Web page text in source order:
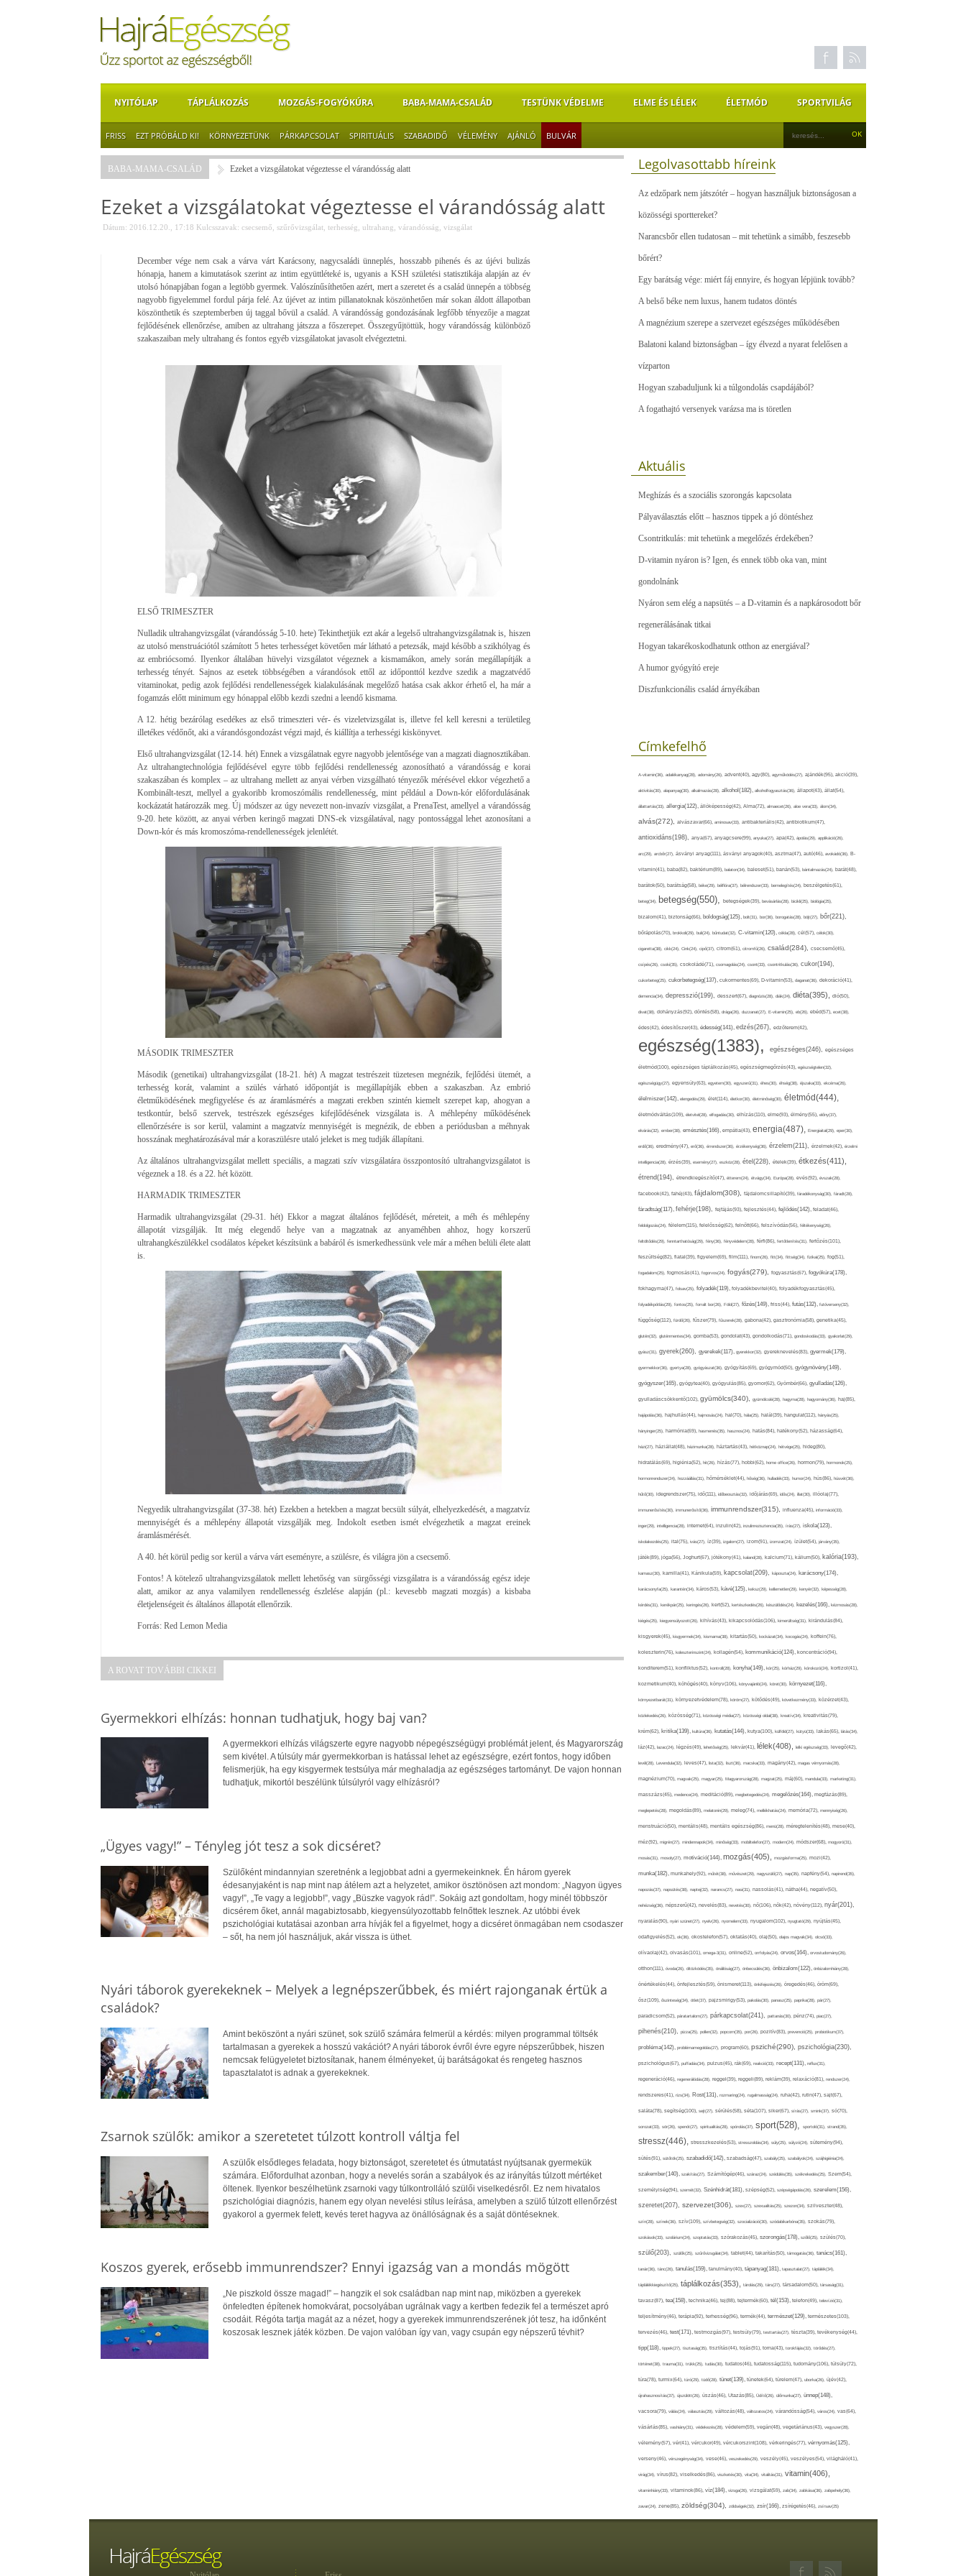
NYITÓLAP TÁPLÁLKOZÁS MOZGÁS-FOGYÓKÚRA BABA-MAMA-CSALÁD TESTÜNK VÉDELME ELME ÉS LÉLEK ÉLETMÓD SPORTVILÁG
FRISS EZT PRÓBÁLD KI! KÖRNYEZETÜNK PÁRKAPCSOLAT SPIRITUÁLIS SZABADIDŐ VÉLEMÉNY AJÁNLÓ BULVÁR
BABA-MAMA-CSALÁD Ezeket a vizsgálatokat végeztesse el várandósság alatt
Ezeket a vizsgálatokat végeztesse el várandósság alatt
Dátum: 2016.12.20., 17:18 Kulcsszavak: csecsemő szűrővizsgálat, terhesség ultrahang várandósság vizsgálat
December vége nem csak a várva várt Karácsony, nagycsaládi ünneplés, hosszabb pihenés és az újévi bulizás
hónapja, hanem a kimutatások szerint az intim együttléteké is, ugyanis a KSH születési statisztikája alapján az év
utolsó hónapjában fogan a legtöbb gyermek. Valószínűsíthetően azért, mert a szeretet és a család ünnepén a többség
nagyobb figyelemmel fordul párja felé. Az újévet az intim pillanatoknak köszönhetően már sokan áldott állapotban
köszönthetik és szeptemberben új taggal bővül a család. A várandósság gondozásának legfőbb tényezője a magzat
fejlődésének ellenőrzése, amiben az ultrahang játszza a főszerepet. Összegyűjtöttük, hogy várandósság különböző
szakaszaiban mely ultrahang és fontos egyéb vizsgálatokat javasolt elvégeztetni.
ELSŐ TRIMESZTER
Nulladik ultrahangvizsgálat (várandósság 5-10. hete) Tekinthetjük ezt akár a legelső ultrahangvizsgálatnak is, hiszen
az utolsó menstruációtól számított 5 hetes terhességet követően már látható a petezsák, majd később a szikhólyag és
az embriócsomó. Ilyenkor általában hüvelyi vizsgálatot végeznek a kismamákon, amely során megállapítják a
terhesség tényét. Sajnos az esetek többségében a várandósok ettől az időponttól kezdve szedik a magzatvédő
vitaminokat, pedig azok fejlődési rendellenességek kialakulásának megelőző hatása csak akkor érhető el, ha már a
fogamzás előtt minimum egy hónappal előbb kezdi szedni a leendő kismama.
A 12. hétig bezárólag esedékes az első trimeszteri vér- és vizeletvizsgálat is, illetve fel kell keresni a területileg
illetékes védőnőt, aki a várandósgondozást végzi majd, és kiállítja a terhességi kiskönyvet.
Első ultrahangvizsgálat (12-14. hét) Ennek a vizsgálatnak egyre nagyobb jelentősége van a magzati diagnosztikában.
Az ultrahangtechnológia fejlődésével egyre több fejlődési rendellenesség azonosítható a várandósság e korai
szakaszában és komplex – az ultrahang mellett az anyai vérben vizsgálható tényezők mérésével ekkor végezhető a
Kombinált-teszt, mellyel a gyakoribb kromoszómális rendellenesség, mint például a Down-kór előfordulásának
kockázatát határozzák meg. Új módszer az úgy nevezett non-invazív vizsgálat, a PrenaTest, amellyel a várandósság
9-20. hete között, az anyai vérben keringő magzati DNS-ek vizsgálatával, nagy pontossággal lehet azonosítani a
Down-kór és más kromoszóma-rendellenességek jelenlétét.
MÁSODIK TRIMESZTER
Második (genetikai) ultrahangvizsgálat (18-21. hét) A magzat testrészeit tüzetesen megnézik, fejlődési ütemét, a
terhesség korát, valamint a szülés várható időpontját is megállapítják ebben a szakaszban. Az embrió
életműködésének megfigyelése és az áramlásmérés a magzati erekben szintén kiemelt szerepet kap, ahogyan a
testkontúr, belső szervek, testrészek egészséges kifejlődésének vizsgálata is. A méhlepény működésének
ellenőrzésére is sor kerül, valamint a magzatvíz mennyiségét is megnézik, de ebben a periódusban a méhnyak
hosszának meghatározásával már a koraszülésre utaló jeleket is meg tudják állapítani.
Az általános ultrahangvizsgálat mellett speciális, a magzati szív vizsgálatára összpontosító ultrahangvizsgálatot is
végeznek a 18. és a 22. hét között.
HARMADIK TRIMESZTER
Harmadik ultrahangvizsgálat (29-31. hét) Ekkor a magzat általános fejlődését, méreteit, a méh és méhlepény
állapotát vizsgálják. Itt még elegendő helye van a magzatnak az anyaméhben ahhoz, hogy korszerű
ultrahangkészülékkel csodálatos képeket készítsünk a babáról és ismerkedhessünk vele már a méhen belüli élete alatt
is.
Negyedik ultrahangvizsgálat (37-38. hét) Ezekben a hetekben a magzat becsült súlyát, elhelyezkedését, a magzatvíz
mennyiségét és a méhlepény állapotát vizsgálják meg. Indokolt esetben ismét elvégezhetik a magzat ereinek
áramlásmérését.
A 40. hét körül pedig sor kerül a várva várt eseményre, a szülésre, és világra jön a csecsemő.
Fontos! A kötelező ultrahangvizsgálatok mellett lehetőség van sürgősségi vizsgálatra is a várandósság egész ideje
alatt, amikor az anya valamilyen rendellenesség észlelése alapján (pl.: kevesebb magzati mozgás) a kisbaba
életjelenségeit és általános állapotát ellenőrzik.
Forrás: Red Lemon Media
A ROVAT TOVÁBBI CIKKEI
Gyermekkori elhízás: honnan tudhatjuk, hogy baj van?
A gyermekkori elhízás világszerte egyre nagyobb népegészségügyi problémát jelent, és Magyarország
sem kivétel. A túlsúly már gyermekkorban is hatással lehet az egészségre, ezért fontos, hogy időben
felismerjük, ha egy kisgyermek testsúlya már meghaladja az egészséges tartományt. De vajon honnan
tudhatjuk, mikortól beszélünk túlsúlyról vagy elhízásról?
„Ügyes vagy!” – Tényleg jót tesz a sok dicséret?
Szülőként mindannyian szeretnénk a legjobbat adni a gyermekeinknek. Én három gyerek
édesanyjaként is nap mint nap átélem azt a helyzetet, amikor ösztönösen azt mondom: „Nagyon ügyes
vagy!”, „Te vagy a legjobb!”, vagy „Büszke vagyok rád!”. Sokáig azt gondoltam, hogy minél többször
dicsérem őket, annál magabiztosabb, kiegyensúlyozottabb felnőttek lesznek. Az utóbbi évek
pszichológiai kutatásai azonban arra hívják fel a figyelmet, hogy a dicséret önmagában nem csodaszer
– sőt, ha nem jól használjuk, akár vissza is üthet.
Nyári táborok gyerekeknek – Melyek a legnépszerűbbek, és miért rajonganak értük a
családok?
Amint beköszönt a nyári szünet, sok szülő számára felmerül a kérdés: milyen programmal töltsék
tartalmasan a gyerekek a hosszú vakációt? A nyári táborok évről évre egyre népszerűbbek, hiszen
nemcsak felügyeletet biztosítanak, hanem élményeket, új barátságokat és rengeteg hasznos
tapasztalatot is adnak a gyerekeknek.
Zsarnok szülők: amikor a szeretetet túlzott kontroll váltja fel
A szülők elsődleges feladata, hogy biztonságot, szeretetet és útmutatást nyújtsanak gyermekük
számára. Előfordulhat azonban, hogy a nevelés során a szabályok és az irányítás túlzott mértéket
öltenek. Ilyenkor beszélhetünk zsarnoki vagy túlkontrolláló szülői viselkedésről. Ez nem hivatalos
pszichológiai diagnózis, hanem egy olyan nevelési stílus leírása, amelyben a szülő túlzott ellenőrzést
gyakorol a gyermek felett, kevés teret hagyva az önállóságnak és a saját döntéseknek.
Koszos gyerek, erősebb immunrendszer? Ennyi igazság van a mondás mögött
„Ne piszkold össze magad!” – hangzik el sok családban nap mint nap, miközben a gyerekek
önfeledten építenek homokvárat, pocsolyában ugrálnak vagy a kertben fedezik fel a természet apró
csodáit. Régóta tartja magát az a nézet, hogy a gyerekek immunrendszerének jót tesz, ha időnként
koszosak lesznek játék közben. De vajon valóban így van, vagy csupán egy népszerű tévhit?
Legolvasottabb híreink
Az edzőpark nem játszótér – hogyan használjuk biztonságosan a
közösségi sporttereket?
Narancsbőr ellen tudatosan – mit tehetünk a simább, feszesebb
bőrért?
Egy barátság vége: miért fáj ennyire, és hogyan lépjünk tovább?
A belső béke nem luxus, hanem tudatos döntés
A magnézium szerepe a szervezet egészséges működésében
Balatoni kaland biztonságban – így élvezd a nyarat felelősen a
vízparton
Hogyan szabaduljunk ki a túlgondolás csapdájából?
A fogathajtó versenyek varázsa ma is töretlen
Aktuális
Meghízás és a szociális szorongás kapcsolata
Pályaválasztás előtt – hasznos tippek a jó döntéshez
Csontritkulás: mit tehetünk a megelőzés érdekében?
D-vitamin nyáron is? Igen, és ennek több oka van, mint
gondolnánk
Nyáron sem elég a napsütés – a D-vitamin és a napkárosodott bőr
regenerálásának titkai
Hogyan takarékoskodhatunk otthon az energiával?
A humor gyógyító ereje
Diszfunkcionális család árnyékában
Címkefelhő
A-vitamin(36), adalékanyag(28), adomány(26), advent(40), agy(80), agyműködés(27), ajándék(95), akció(39),
aktivitás(30), alapanyag(30), alkalmazás(28), alkohol(182), alkoholfogyasztás(36), állapot(43), állat(54),
állattartás(33), allergia(122), állóképesség(42), Alma(72), almaecet(26), aloe vera(33), álom(34),
alvás(272), alvászavar(66), aminosav(33), antibakteriális(42), antibiotikum(47),
antioxidáns(198), anya(67), anyagcsere(99), anyuka(27), apa(42), ápolás(29), applikáció(26),
arc(29), arcbőr(27), ásványi anyag(111), ásványi anyagok(40), asztma(47), autó(46), avokádó(36), B-
vitamin(41), baba(82), baktérium(89), balaton(34), baleset(51), banán(53), bántalmazás(24), barát(48),
barátok(50), barátság(58), béke(29), bélflóra(37), bélrendszer(33), bemelegítés(24), beszélgetés(61),
beteg(34), betegség(550), betegségek(39), bevásárlás(28), bicikli(25), biológia(25),
bizalom(41), biztonság(66), boldogság(125), bolt(31), bor(36), borogatás(28), böjt(27), bőr(221),
bőrápolás(70), brokkoli(29), buli(24), bűntudat(32), C-vitamin(120), cékla(28), cél(57), célok(30),
cigaretta(38), cikk(24), Cink(24), cipő(37), citrom(61), citromfű(26), család(284), csecsemő(45),
csípés(26), csoki(35), csokoládé(71), csomagolás(24), csont(33), csontritkulás(36), cukor(194),
cukorbeteg(25), cukorbetegség(137), cukormentes(69), D-vitamin(53), daganat(36), dekoráció(41),
demencia(34), depresszió(199), desszert(67), diagnózis(28), diák(24), diéta(395), dió(50),
divat(38), dohányzás(92), döntés(58), drága(26), duzzanat(27), E-vitamin(25), eb(26), ebéd(57), ecet(38),
édes(42), édesítőszer(43), édesség(141), edzés(267), edzőterem(42),
egészség(1383), egészséges(246), egészséges
életmód(100), egészséges táplálkozás(45), egészségmegőrzés(43), egészségtelen(32),
egészségügy(27), egyensúly(63), egyetem(30), egyszerű(31), éhes(30), éhség(38), éjszaka(33), ekcéma(26),
élelmiszer(142), elengedés(29), élet(114), életkor(30), életminőség(30), életmód(444),
életmódváltás(109), életvitel(28), elfogadás(30), elhízás(110), elme(93), élmény(55), előny(37),
elvárás(32), ember(38), emésztés(166), empátia(43), energia(487), Energiaital(29), eper(30),
erdő(36), eredmény(47), erő(36), érrendszer(36), érzékenység(36), érzelem(211), érzelmek(42), érzelmi
intelligencia(28), érzés(39), esemény(27), eszköz(28), étel(228), ételek(39), étkezés(411),
étrend(194), étrendkiegészítő(47), étterem(24), étvágy(34), Európa(28), evés(92), évszak(28),
facebook(42), fahéj(43), fájdalom(308), fájdalomcsillapító(39), fáradékonyság(30), fáradt(28),
fáradtság(117), fehérje(198), fejfájás(93), fejlesztés(44), fejlődés(142), feladat(46),
feldolgozás(24), félelem(115), felelősség(62), felnőtt(66), felszívódás(56), féltékenység(26),
feltöltődés(29), fenntarthatóság(29), fény(36), fényvédelem(28), férfi(86), fertőtlenítés(31), fertőzés(101),
feszültség(82), fiatal(39), figyelem(69), film(111), finom(26), fitt(34), fittség(34), fizikai(25), fog(51),
fogadalom(25), fogmosás(41), fogorvos(24), fogyás(279), fogyasztás(67), fogyókúra(178),
fokhagyma(47), folsav(25), folyadék(119), folyadékbevitel(40), folyadékfogyasztás(45),
folyadékpótlás(29), fontos(25), forralt bor(26), Föld(27), főzés(149), friss(44), futás(132), futóverseny(32),
függőség(112), fürdő(26), fűszer(79), fűszerek(28), gabona(42), gasztronómia(58), genetika(45),
glutén(32), gluténmentes(34), gomba(53), gondolat(43), gondolkodás(71), gondoskodás(33), gyakorlat(29),
gyász(31), gyerek(260), gyerekek(117), gyerekkor(32), gyereknevelés(83), gyermek(179),
gyermekkor(36), gyertya(28), gyógyászat(36), gyógyítás(69), gyógymód(50), gyógynövény(149),
gyógyszer(165), gyógytea(40), gyógyulás(85), gyomor(62), Gyömbér(66), gyulladás(126),
gyulladáscsökkentő(102), gyümölcs(340), gyümölcslé(28), hagyma(28), hagyomány(36), haj(85),
hajápolás(36), hajhullás(44), hajmosás(24), hal(70), hála(25), halál(39), hangulat(112), hányás(25),
hányinger(25), harmónia(69), hasmenés(35), hasznos(24), hatás(84), hatékony(52), házasság(64),
házi(27), háziállat(48), házimunka(28), háztartás(43), hétköznap(24), hétvége(25), hideg(80),
hidratálás(69), higiénia(52), hit(26), hízás(77), hobbi(62), home office(26), hormon(79), hormonok(25),
hormonrendszer(24), hozzáállás(31), hőmérséklet(44), hőség(36), hulladék(33), humor(24), hús(86), húsvét(36),
hűtő(30), idegrendszer(75), idő(111), időbeosztás(32), időjárás(69), idős(24), illat(30), illóolaj(77),
immunerősítés(30), immunerősítő(36), immunrendszer(315), influenza(45), információ(33),
inger(29), intelligencia(28), internet(64), inzulin(42), inzulinrezisztencia(35), írás(27), iskola(123),
iskolakezdés(25), ital(75), ivás(27), íz(39), izgalom(27), izom(91), izomzat(24), ízület(54), járvány(35),
játék(89), jóga(56), Joghurt(67), jótékony(41), kaland(28), kalcium(71), kálium(50), kalória(193),
kamasz(30), kamilla(41), Kánikula(59), kapcsolat(209), káposzta(24), karácsony(174),
karácsonyfa(25), karantén(34), káros(53), kávé(125), keksz(29), kellemetlen(29), kenyér(32), képesség(28),
kérdés(31), kerékpár(25), keringés(26), kert(52), kertészkedés(26), készülődés(24), kezelés(166), kézmosás(28),
kiégés(25), kiegyensúlyozott(26), kihívás(43), kikapcsolódás(106), kimerültség(31), kirándulás(84),
kisgyerek(45), kisgyermek(34), kismama(38), kitartás(50), kockázat(34), kocogás(24), koffein(76),
koleszterin(76), koleszterinszint(24), kollagén(54), kommunikáció(124), koncentráció(94),
konditerem(51), konfliktus(52), kontroll(28), konyha(149), kór(25), kórház(29), kórokozó(24), kortizol(41),
kozmetikum(40), köhögés(40), könyv(106), könyvajánló(24), köret(30), környezet(116),
környezetbarát(31), környezetvédelem(78), köröm(27), kötődés(49), következmény(33), közérzet(43),
közlekedés(26), közösség(71), közösségi média(27), közösségi oldal(38), kreatív(34), kreativitás(79),
krém(62), kritika(139), kultúra(36), kutatás(144), kutya(100), külföld(27), kütyü(33), lakás(65), látás(34),
láz(42), lazac(24), légzés(49), lehetőség(25), lekvár(41), lélek(408), lelki egészség(33), levegő(42),
levél(28), Levendula(32), leves(47), lista(32), liszt(36), macska(33), magány(42), magas vérnyomás(28),
magnézium(70), magvak(25), magyar(25), Magyarország(28), magzat(25), máj(60), mandula(33), marketing(31),
masszázs(45), medence(24), meditáció(89), megbetegedés(24), megelőzés(164), megfázás(89),
meglepetés(28), megoldás(89), melatonin(29), meleg(74), mellékhatás(24), memória(72), mennyiség(26),
menstruáció(50), mentális(48), mentális egészség(86), menü(28), méregtelenítés(48), mese(40),
méz(92), migrén(27), mindennapok(34), minőség(33), mobiltelefon(27), modern(24), módszer(68), mogyoró(31),
mosás(31), mosoly(27), motiváció(144), mozgás(405), mozgásforma(25), mozi(42),
munka(182), munkahely(92), műtét(38), művészet(29), nagyszülő(27), nap(35), napfény(54), napirend(35),
napozás(37), napsütés(38), naptej(32), narancs(27), nasi(31), nassolás(41), nátha(44), negatív(50),
nehézség(36), népszerű(42), nevelés(83), nevetés(30), nő(106), nők(42), növény(112), nyár(201),
nyaralás(90), nyári szünet(27), nyelv(26), nyomelem(33), nyugalom(102), nyugtató(29), nyújtás(45),
odafigyelés(52), ok(36), okostelefon(57), oktatás(40), olaj(50), olajos magvak(34), olcsó(33),
olívaolaj(42), olvasás(101), omega-3(31), online(52), orrfolyás(24), orvos(164), orvostudomány(26),
otthon(111), óvoda(26), öltözködés(35), önállóság(27), önbecsülés(36), önbizalom(122), önbizalomhiány(28),
önértékelés(44), önfejlesztés(59), önismeret(113), önkifejezés(26), öregedés(46), öröm(69),
ősz(109), őszinteség(34), ötlet(37), pajzsmirigy(53), pakolás(30), panasz(25), paprika(28), pár(27),
paradicsom(52), páratartalom(27), párkapcsolat(241), pattanás(30), pénz(74), piac(27),
pihenés(210), pizza(25), pollen(32), popcorn(35), por(26), pozitív(83), prevenció(25), probiotikum(37),
probléma(142), problémamegoldás(27), program(60), psziché(290), pszichológia(230),
pszichológus(67), puffadás(34), pulzus(45), rák(69), reakció(33), recept(131), reflux(31),
regeneráció(46), regenerálódás(28), reggel(39), reggeli(89), reklám(39), relaxáció(81), rendszer(24),
rendszeres(41), rizs(34), Rost(131), rozmaring(24), rugalmasság(24), ruha(42), rutin(47), sajt(67),
saláta(78), segítség(100), sejt(27), sérülés(58), séta(107), siker(67), sírás(27), smink(37), só(70),
sorozat(33), sör(26), spenót(27), spiritualitás(28), spórolás(37), sport(528), sportoló(31), strand(35),
stressz(446), stresszkezelés(53), stresszoldás(34), súly(25), súlyzó(24), sütemény(94),
sütés(91), sütőtök(25), szabadidő(142), szabadság(47), szabály(25), szabályok(24), szájhigiénia(24),
szakember(140), szakítás(27), Számítógép(46), száraz(24), szédülés(35), székrekedés(25), Szem(54),
személyiség(94), szemét(32), Szénhidrát(181), szépség(52), szépségápolás(26), szerelem(156),
szeretet(207), szervezet(306), szex(27), szexualitás(25), szezon(34), szilveszter(48),
szín(28), színek(36), szív(109), szívbetegség(32), szocializáció(30), szódabikarbóna(35), szokás(79),
szokások(33), szolárium(24), szoptatás(33), szórakozás(45), szorongás(178), szőlő(25), szülés(70),
szülő(203), szülők(25), szűrővizsgálat(34), tablet(44), takarítás(50), támogatás(36), tanács(161),
tanár(36), tánc(26), tanulás(159), tanulmány(40), tápanyag(181), tapasztalat(27), táplálék(34),
táplálékkiegészítő(25), táplálkozás(353), tárolás(29), társ(27), társadalom(50), társaság(31),
tavasz(87), tea(158), technika(46), tej(88), tejtermék(60), tél(153), telefon(49), televízió(31),
teljesítmény(46), terápia(92), terhesség(96), termék(44), természet(129), természetes(103),
tervezés(46), test(171), testmozgás(97), testsúly(79), testtartás(27), tészta(39), tevékenység(44),
tipp(118), tippek(27), tisztaság(35), tisztítás(44), tojás(91), torna(43), torokfájás(32), törődés(27),
történet(38), trauma(31), trükk(25), tudás(30), tudatos(46), tudatosság(115), tudomány(106), túlsúly(72),
túra(78), turmix(64), túró(29), tüdő(28), tünet(139), tünetek(64), türelem(47), uborka(26), újév(42),
újrahasznosítás(37), újszülött(26), úszás(46), Utazás(85), Üdítő(26), ülőmunka(27), ünnep(148),
vacsora(79), válás(24), választás(29), változás(48), változatos(24), várandósság(54), város(24), vas(64),
vásárlás(85), vashiány(31), védekezés(28), védelem(59), vegán(48), vegetáriánus(43), vegyszer(28),
vélemény(57), vér(41), vércukor(49), vércukorszint(108), vérkeringés(77), vérnyomás(125),
verseny(46), vérszegénység(34), vese(46), veszekedés(29), veszély(45), veszélyes(54), világháló(41),
virág(34), vírus(82), viselkedés(86), viszketés(30), vita(34), vitalitás(31), vitamin(406),
vitaminhiány(33), vitaminok(86), víz(184), vizsga(26), vizsgálat(59), zab(34), zabkása(36), zabpehely(36),
zavar(24), zene(85), zöldség(304), zöldségek(32), zsír(166), zsírégetés(46), zsírsav(25)